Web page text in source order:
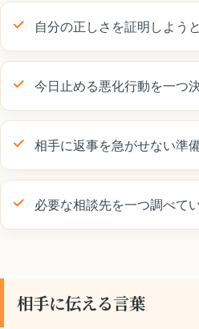
自分の正しさを証明しよう
今日止める悪化行動を一つ
相手に返事を急がせない準
必要な相談先を一つ調べて
相手に伝える言葉